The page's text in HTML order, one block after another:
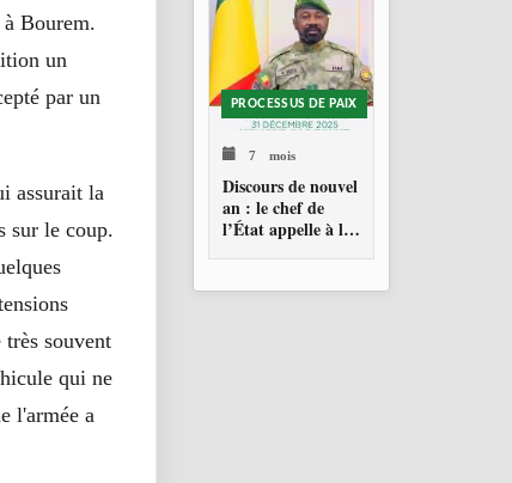
Bourem.
un
par un
assurait la
sur le coup.
souvent
qui ne
l'armée a
PROCESSUS DE PAIX
7 mois
Discours de nouvel
an : le chef de
l’État appelle à la